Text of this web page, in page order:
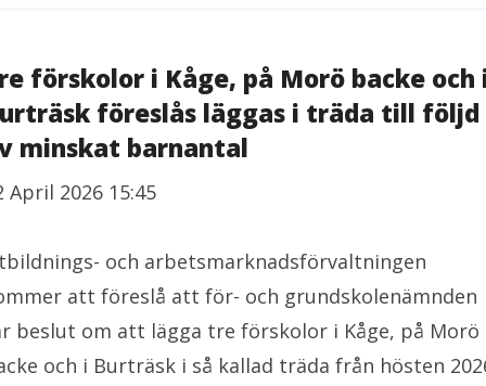
förskolor i Kåge, på Morö backe och
föreslås läggas i träda till följd
minskat barnantal
April 2026 15:45
och arbetsmarknadsförvaltningen
att föreslå att för- och grundskolenämnden
beslut om att lägga tre förskolor i Kåge, på Morö
och i Burträsk i så kallad träda från hösten